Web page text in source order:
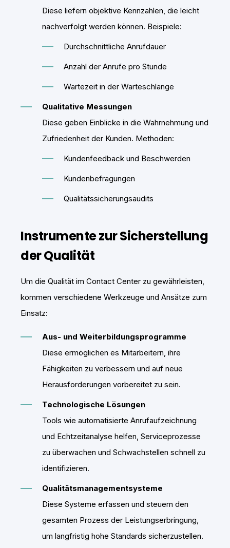
Diese liefern objektive Kennzahlen, die leicht
nachverfolgt werden können. Beispiele:
Durchschnittliche Anrufdauer
Anzahl der Anrufe pro Stunde
Wartezeit in der Warteschlange
Qualitative Messungen
Diese geben Einblicke in die Wahrnehmung und
Zufriedenheit der Kunden. Methoden:
Kundenfeedback und Beschwerden
Kundenbefragungen
Qualitätssicherungsaudits
Instrumente zur Sicherstellung
der Qualität
Um die Qualität im Contact Center zu gewährleisten,
kommen verschiedene Werkzeuge und Ansätze zum
Einsatz:
Aus- und Weiterbildungsprogramme
Diese ermöglichen es Mitarbeitern, ihre
Fähigkeiten zu verbessern und auf neue
Herausforderungen vorbereitet zu sein.
Technologische Lösungen
Tools wie automatisierte Anrufaufzeichnung
und Echtzeitanalyse helfen, Serviceprozesse
zu überwachen und Schwachstellen schnell zu
identifizieren.
Qualitätsmanagementsysteme
Diese Systeme erfassen und steuern den
gesamten Prozess der Leistungserbringung,
um langfristig hohe Standards sicherzustellen.